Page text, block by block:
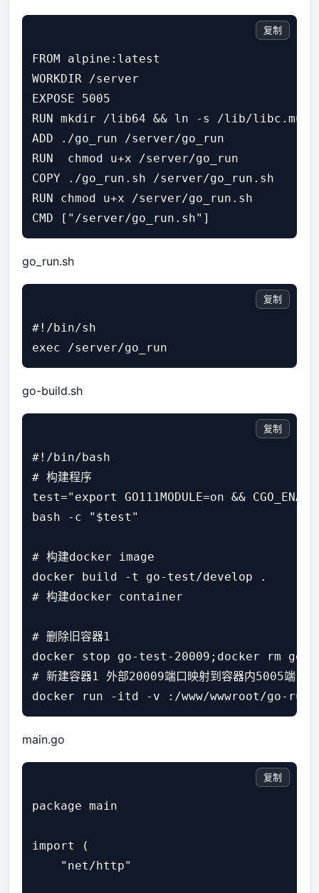
FROM alpine:latest
WORKDIR /server
EXPOSE 5005
RUN mkdir /lib64 && ln -s /lib/
ADD ./go_run /server/go_run
RUN  chmod u+x /server/go_run
COPY ./go_run.sh /server/go_run.sh
RUN chmod u+x /server/go_run.sh
复制
go_run.sh
#!/bin/sh
复制
go-build.sh
#!/bin/bash
# 构建程序
test="export GO111MODULE=on &&
bash -c "$test"
# 构建docker image
docker build -t go-test/develop .
# 构建docker container
# 删除旧容器1
docker stop go-test-20009;docker rm go-
# 新建容器1 外部20009端口映射到容器内5005端口
复制
main.go
package main
import (
    "net/http"
复制